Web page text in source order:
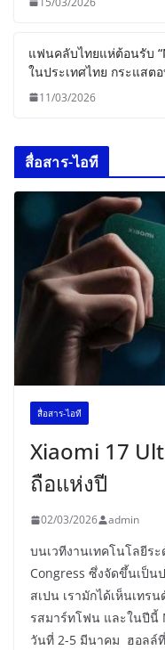
แฟนคลับไทยแห่ต้อนรับ
ในประเทศไทย กระแสต
11/03/2026
สื่อสาร-ไอที
สื่อสาร-ไอที
Xiaomi 17
ถือแห่งปี
02/03/2026 admin
บนเวทีงานเทคโนโลยีร
Congress ซึ่งจัดขึ้นเป็น
สเปน เรามักได้เห็นเทร
รสมาร์ทโฟน และในปีนี้
วันที่ 2-5 มีนาคม ฮอลล์